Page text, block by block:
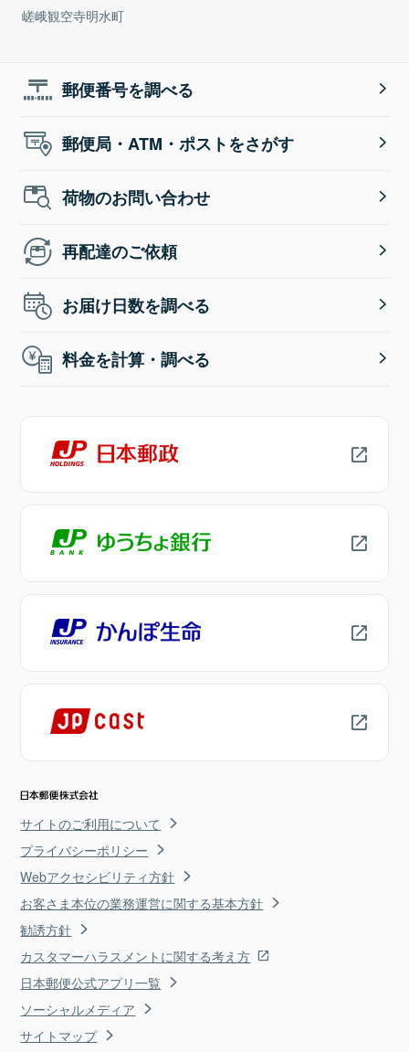
嵯峨観空寺明水町
郵便番号を調べる
郵便局・ATM・ポストをさがす
荷物のお問い合わせ
再配達のご依頼
お届け日数を調べる
料金を計算・調べる
サイトのご利用について
プライバシーポリシー
Webアクセシビリティ方針
お客さま本位の業務運営に関する基本方針
勧誘方針
カスタマーハラスメントに関する考え方
日本郵便公式アプリ一覧
ソーシャルメディア
サイトマップ